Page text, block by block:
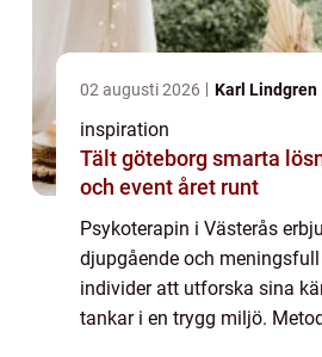
02 augusti 2026 Karl Lindgren
inspiration
Tält göteborg smarta lösningar för fest
och event året runt
Psykoterapin i Västerås
djupgående och
individer att utforska sina
tankar i en trygg miljö.